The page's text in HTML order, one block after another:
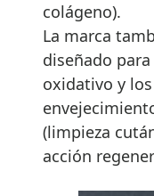
colágeno).
La marca
diseñado
oxidativo y
(limpieza
acción